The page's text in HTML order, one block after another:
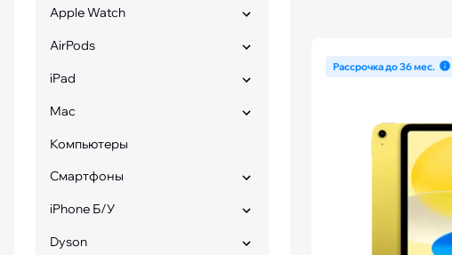
Apple Watch
AirPods
iPad
Mac
Компьютеры
Смартфоны
iPhone Б/У
Dyson
Рассрочка до 36 мес.